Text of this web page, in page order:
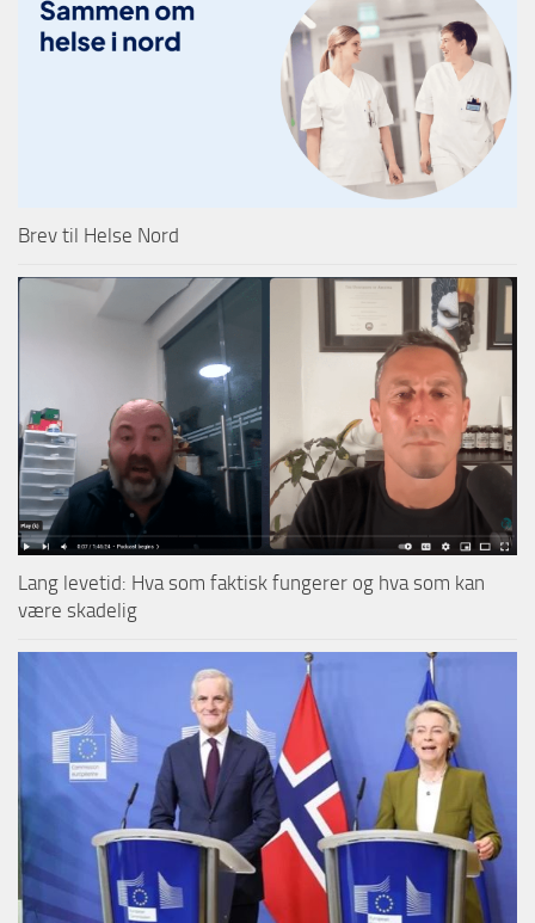
Brev til Helse Nord
Lang levetid: Hva som faktisk fungerer og hva som kan
være skadelig